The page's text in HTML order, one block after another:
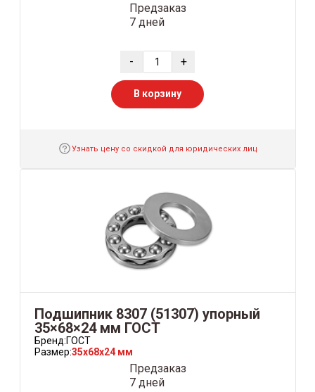
Предзаказ
7 дней
- +
В корзину
Узнать цену со скидкой для юридических лиц
Подшипник 8307 (51307) упорный
35×68×24 мм ГОСТ
Бренд:ГОСТ
Размер:35x68x24 мм
Предзаказ
7 дней